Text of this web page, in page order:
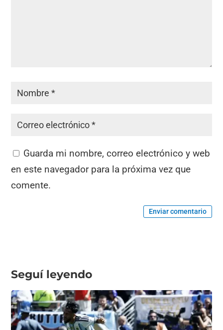
Guarda mi nombre, correo electrónico y web
en este navegador para la próxima vez que
comente.
Enviar comentario
Seguí leyendo